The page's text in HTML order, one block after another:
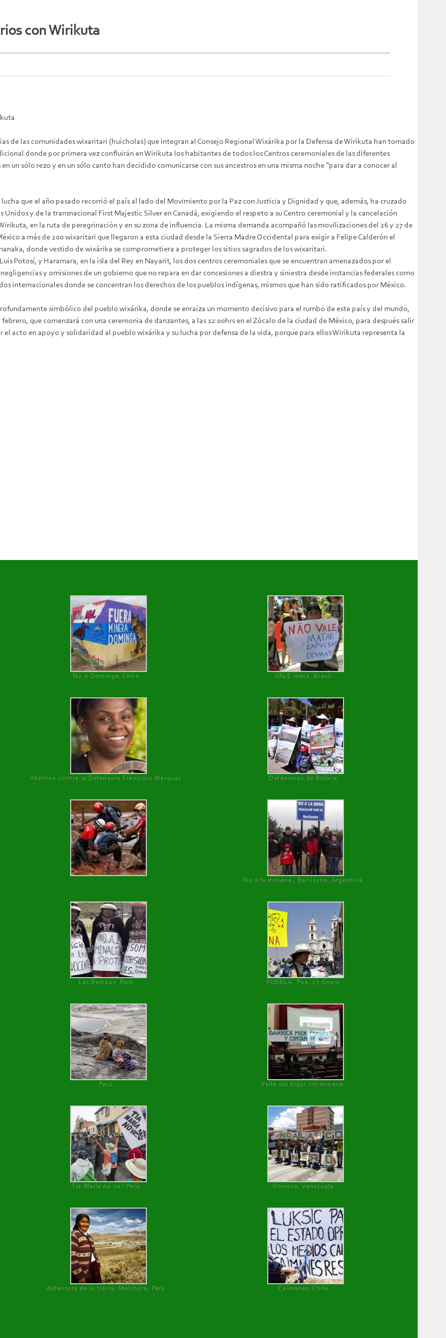
con Wirikuta
de las comunidades wixaritari (huicholas) que integran al Consejo Regional Wixárika por la Defensa de Wirikuta han tomado
donde por primera vez confluirán en Wirikuta los habitantes de todos los Centros ceremoniales de las diferentes
un sólo rezo y en un sólo canto han decidido comunicarse con sus ancestros en una misma noche “para dar a conocer al
que el año pasado recorrió el país al lado del Movimiento por la Paz con Justicia y Dignidad y que, además, ha cruzado
Unidos y de la transnacional First Majestic Silver en Canadá, exigiendo el respeto a su Centro ceremonial y la cancelación
en la ruta de peregrinación y en su zona de influencia. La misma demanda acompañó las movilizaciones del 26 y 27 de
a más de 200 wixaritari que llegaron a esta ciudad desde la Sierra Madre Occidental para exigir a Felipe Calderón el
donde vestido de wixárika se comprometiera a proteger los sitios sagrados de los wixaritari.
Potosí, y Haramara, en la isla del Rey en Nayarit, los dos centros ceremoniales que se encuentran amenazados por el
y omisiones de un gobierno que no repara en dar concesiones a diestra y siniestra desde instancias federales como
internacionales donde se concentran los derechos de los pueblos indígenas, mismos que han sido ratificados por México.
simbólico del pueblo wixárika, donde se enraíza un momento decisivo para el rumbo de este país y del mundo,
que comenzará con una ceremonia de danzantes, a las 12:00hrs en el Zócalo de la ciudad de México, para después salir
el acto en apoyo y solidaridad al pueblo wixárika y su lucha por defensa de la vida, porque para ellos Wirikuta representa la
No a Dominga, Chile
VALE mata, Brasil
Atentan contra la Defensora Francisca Márquez Defensoras de Bolivia
No a la minería , Bariloche, Argentina
Las Bambas, Perú PUEBLA, Pue, 27 Enero
Perú Valle del Elqui sin minería.
Tía María no va ! Perú Orinoco, Venezuela
defensora de la tierra, Melchora, Perú Caimanes, Chile